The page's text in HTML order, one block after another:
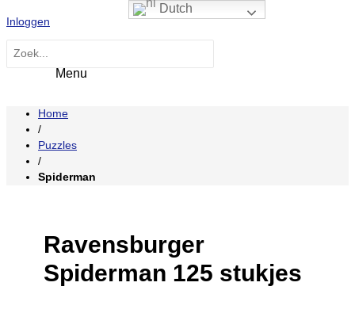
naar
de
inhoud
Inloggen
naar:
Home
/
Puzzles
/
Spiderman
Ravensburger
Spiderman 125 stukjes
Dutch